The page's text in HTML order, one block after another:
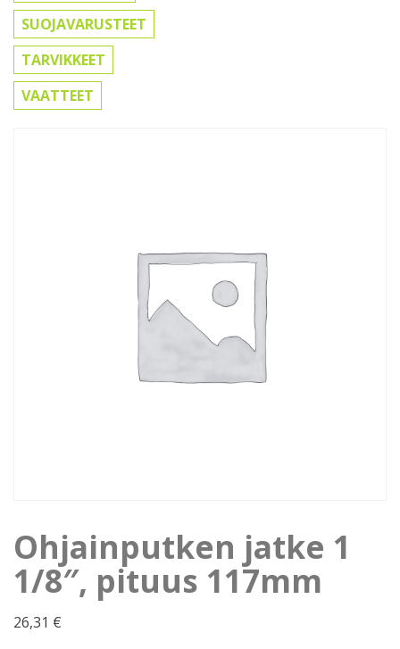
SUOJAVARUSTEET
TARVIKKEET
VAATTEET
Ohjainputken jatke 1
1/8″, pituus 117mm
26,31 €